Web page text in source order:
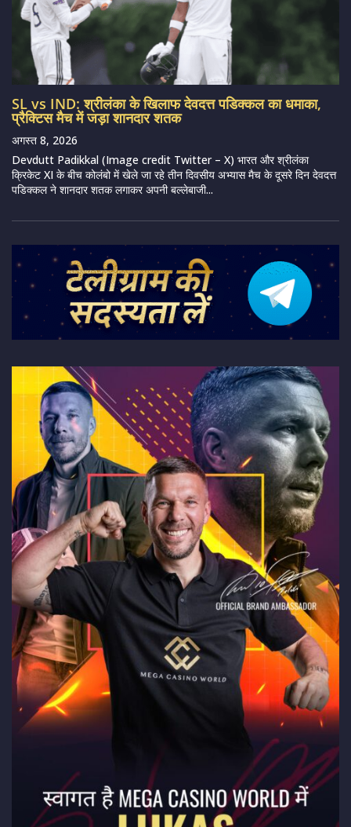
SL vs IND: श्रीलंका के खिलाफ देवदत्त पडिक्कल का धमाका,
प्रैक्टिस मैच में जड़ा शानदार शतक
अगस्त 8, 2026
Devdutt Padikkal (Image credit Twitter – X) भारत और श्रीलंका
क्रिकेट XI के बीच कोलंबो में खेले जा रहे तीन दिवसीय अभ्यास मैच के दूसरे दिन देवदत्त
पडिक्कल ने शानदार शतक लगाकर अपनी बल्लेबाजी...